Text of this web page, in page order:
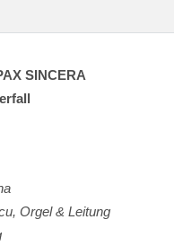
SINCERA
Orgel & Leitung